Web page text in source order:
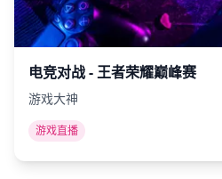
电竞对战 - 王者荣耀巅峰赛
游戏大神
游戏直播